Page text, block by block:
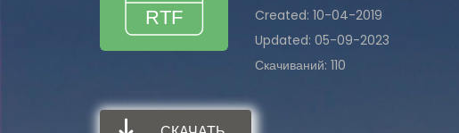
Created: 10-04-2019
Updated: 05-09-2023
Скачиваний: 110